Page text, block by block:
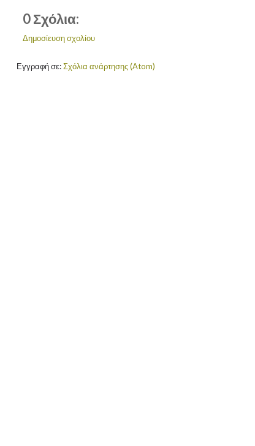
0 Σχόλια:
Δημοσίευση σχολίου
Εγγραφή σε:Σχόλια ανάρτησης (Atom)